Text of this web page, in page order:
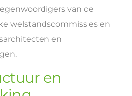
van de
welstandscommissies en
en
en